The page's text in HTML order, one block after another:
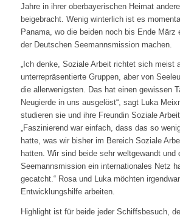
Jahre in ihrer oberbayerischen Heimat
beigebracht. Wenig winterlich ist es
Panama, wo die beiden noch bis Ende März
der Deutschen Seemannsmission machen.
„Ich denke, Soziale Arbeit richtet sich meist
unterrepräsentierte Gruppen, aber von
die allerwenigsten. Das hat einen gewissen
Neugierde in uns ausgelöst“, sagt Luka
studieren sie und ihre Freundin Soziale
„Faszinierend war einfach, dass das so
hatte, was wir bisher im Bereich Soziale
hatten. Wir sind beide sehr weltgewandt und
Seemannsmission ein internationales Netz
gecatcht.“ Rosa und Luka möchten
Entwicklungshilfe arbeiten.
Highlight ist für beide jeder Schiffsbesuch,